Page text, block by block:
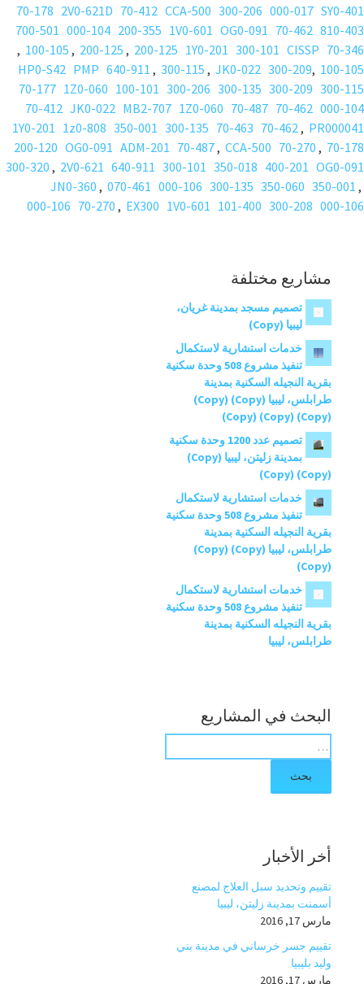
SY0-401
000-017
300-206
CCA-500
70-412
2V0-621D
70-178
810-403
70-462
OG0-091
1V0-601
200-355
000-104
700-501
70-346
CISSP
300-101
1Y0-201
200-125
,
200-125
,
100-105
,
100-105
,
300-209
JK0-022
,
300-115
,
640-911
PMP
HP0-S42
300-115
300-209
300-135
300-206
100-101
1Z0-060
70-177
000-104
70-462
70-487
1Z0-060
MB2-707
JK0-022
70-412
PR000041
,
70-462
70-463
300-135
350-001
1z0-808
1Y0-201
70-178
,
70-270
CCA-500
,
70-487
ADM-201
OG0-091
200-120
OG0-091
400-201
350-018
300-101
640-911
2V0-621
,
300-320
,
350-001
350-060
300-135
000-106
070-461
,
JN0-360
000-106
300-208
101-400
1V0-601
EX300
,
70-270
000-106
مشاريع مختلفة
تصميم مسجد بمدينة غريان،
ليبيا (Copy)
خدمات استشارية لاستكمال
تنفيذ مشروع 508 وحدة سكنية
بقرية النجيله السكنية بمدينة
طرابلس، ليبيا (Copy) (Copy)
(Copy) (Copy) (Copy)
تصميم عدد 1200 وحدة سكنية
بمدينة زليتن، ليبيا (Copy)
(Copy) (Copy)
خدمات استشارية لاستكمال
تنفيذ مشروع 508 وحدة سكنية
بقرية النجيله السكنية بمدينة
طرابلس، ليبيا (Copy) (Copy)
(Copy)
خدمات استشارية لاستكمال
تنفيذ مشروع 508 وحدة سكنية
بقرية النجيله السكنية بمدينة
طرابلس، ليبيا
البحث في المشاريع
ح
ع
أخر الأخبار
تقييم وتحديد سبل العلاج لمصنع
أسمنت بمدينة زليتن، ليبيا
مارس 17, 2016
تقييم جسر خرساني في مدينة بني
وليد بليبيا
مارس 17, 2016